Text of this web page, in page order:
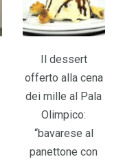
Il dessert
offerto alla cena
dei mille al Pala
Olimpico:
“bavarese al
panettone con